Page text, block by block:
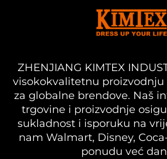
ZHENJIANG KIMTEX
visokokvalitetnu
za globalne brendove. Naš
trgovine i proizvodnje
sukladnost i isporuku na
nam Walmart, Disney,
ponudu već